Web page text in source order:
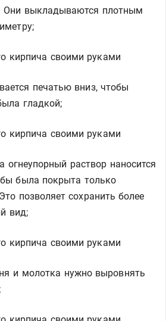
Они выкладываются плотным
печатью вниз, чтобы
гладкой;
раствор наносится
была покрыта только
позволяет сохранить более
вид;
и молотка нужно выровнять